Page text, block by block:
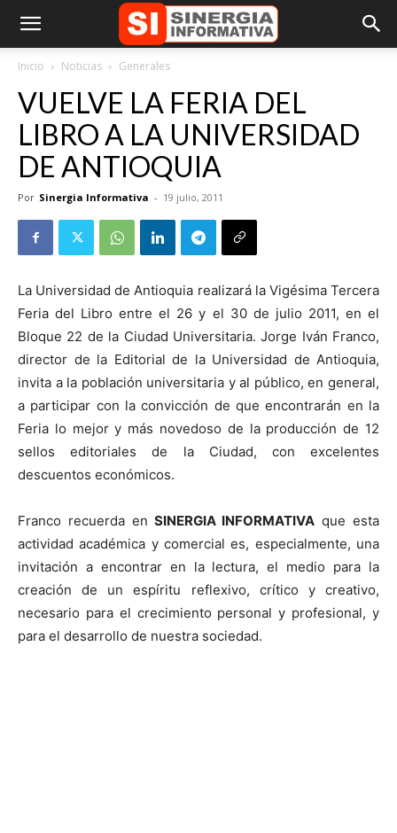
Inicio Noticias Generales
VUELVE LA FERIA DEL
LIBRO A LA UNIVERSIDAD
DE ANTIOQUIA
Por Sinergia Informativa - 19 julio, 2011
La Universidad de Antioquia realizará la Vigésima Tercera
Feria del Libro entre el 26 y el 30 de julio 2011, en el
Bloque 22 de la Ciudad Universitaria. Jorge Iván Franco,
director de la Editorial de la Universidad de Antioquia,
invita a la población universitaria y al público, en general,
a participar con la convicción de que encontrarán en la
Feria lo mejor y más novedoso de la producción de 12
sellos editoriales de la Ciudad, con excelentes
descuentos económicos.
Franco recuerda en SINERGIA INFORMATIVA que esta
actividad académica y comercial es, especialmente, una
invitación a encontrar en la lectura, el medio para la
creación de un espíritu reflexivo, crítico y creativo,
necesario para el crecimiento personal y profesional, y
para el desarrollo de nuestra sociedad.